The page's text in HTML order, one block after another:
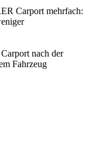
Carport mehrfach:
nach der
Fahrzeug